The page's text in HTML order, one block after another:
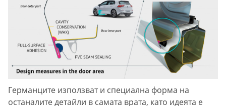
Германците използват и специална форма на
останалите детайли в самата врата, като идеята е